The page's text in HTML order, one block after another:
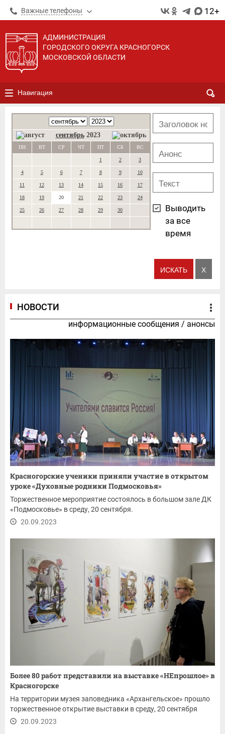
Важные телефоны 12+
АДМИНИСТРАЦИЯ
ГОРОДСКОГО ОКРУГА КРАСНОГОРСК
МОСКОВСКОЙ ОБЛАСТИ
Навигация
сентябрь 2023
ПН ВТ СР ЧТ ПТ СБ ВС
1 2 3
4 5 6 7 8 9 10
11 12 13 14 15 16 17
18 19 20 21 22 23 24
25 26 27 28 29 30
Выводить
за все
время
НОВОСТИ
информационные сообщения / анонсы
Красногорские ученики приняли участие в открытом
уроке «Духовные родники Подмосковья»
Торжественное мероприятие состоялось в большом зале ДК
«Подмосковье» в среду, 20 сентября.
20.09.2023
Более 80 работ представили на выставке «НЕпрошлое» в
Красногорске
На территории музея заповедника «Архангельское» прошло
торжественное открытие выставки в среду, 20 сентября
20.09.2023